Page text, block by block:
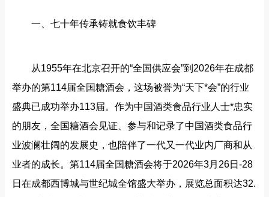
一、七十年传承铸就食饮丰碑‌
从1955年在北京召开的“全国供应会”到2026年在成都
举办的第114届全国糖酒会，这场被誉为“天下*会”的行业
盛典已成功举办113届。作为中国酒类食品行业人士*忠实
的朋友，全国糖酒会见证、参与和记录了中国酒类食品行
业波澜壮阔的发展史，也陪伴了一代又一代业内厂商和从
业者的成长。‌第114届全国糖酒会‌将于‌2026年3月26日-28
日‌在成都‌西博城与世纪城全馆‌盛大举办，‌展览总面积达32.